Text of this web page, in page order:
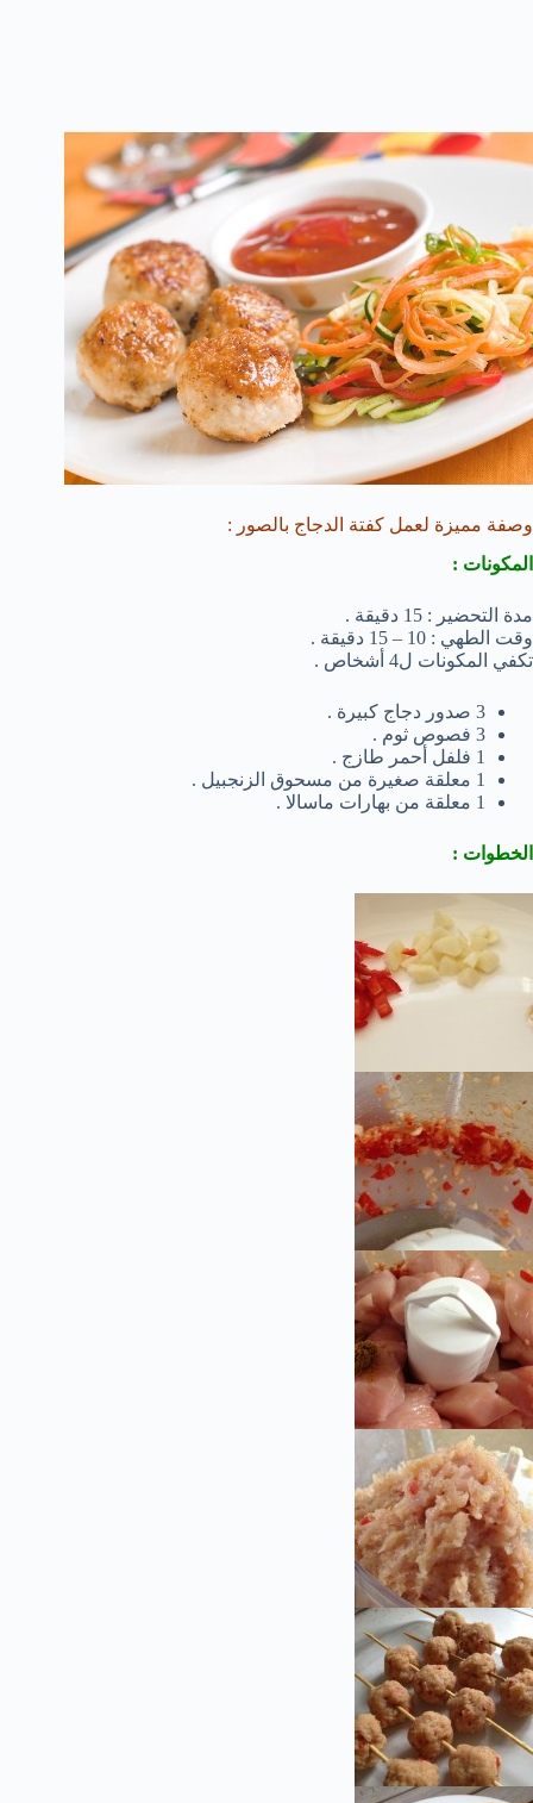
وصفة مميزة لعمل كفتة الدجاج بالصور :
المكونات :
مدة التحضير : 15 دقيقة .
وقت الطهي : 10 – 15 دقيقة .
تكفي المكونات ل4 أشخاص .
3 صدور دجاج كبيرة .
3 فصوص ثوم .
1 فلفل أحمر طازج .
1 معلقة صغيرة من مسحوق الزنجبيل .
1 معلقة من بهارات ماسالا .
الخطوات :